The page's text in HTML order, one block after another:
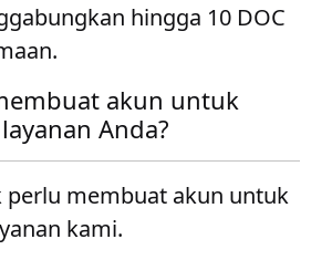
hingga 10 DOC
akun untuk
Anda?
perlu membuat akun untuk
kami.